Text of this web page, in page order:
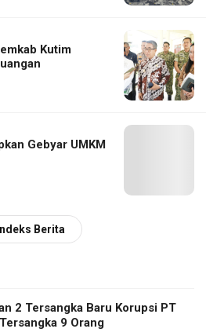
Kutim
Gebyar UMKM
Indeks Berita
2 Tersangka Baru Korupsi PT
9 Orang